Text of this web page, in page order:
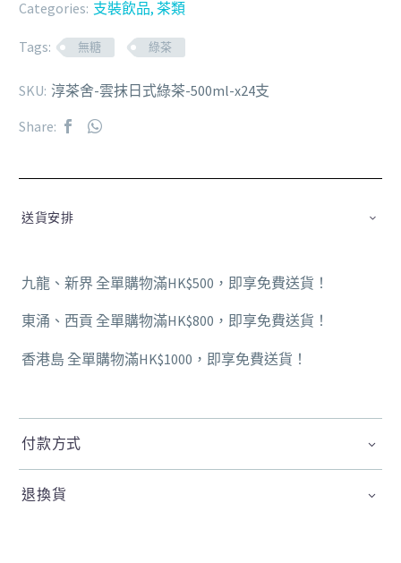
Categories: 支裝飲品, 茶類
Tags: 無糖 綠茶
SKU: 淳茶舍-雲抹日式綠茶-500ml-x24支
Share:
送貨安排
九龍、新界 全單購物滿HK$500，即享免費送貨！
東涌、西貢 全單購物滿HK$800，即享免費送貨！
香港島 全單購物滿HK$1000，即享免費送貨！
付款方式
退換貨